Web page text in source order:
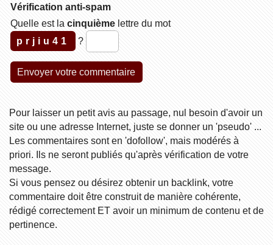
Vérification anti-spam
Quelle est la cinquièmelettre du mot
prjiu41
?
Pour laisser un petit avis au passage, nul besoin d'avoir un
site ou une adresse Internet, juste se donner un 'pseudo' ...
Les commentaires sont en 'dofollow', mais modérés à
priori. Ils ne seront publiés qu'après vérification de votre
message.
Si vous pensez ou désirez obtenir un backlink, votre
commentaire doit être construit de manière cohérente,
rédigé correctement ET avoir un minimum de contenu et de
pertinence.